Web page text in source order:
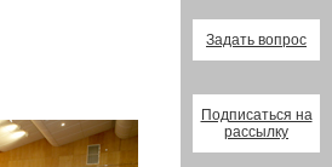
Задать вопрос
Подписаться на
рассылку